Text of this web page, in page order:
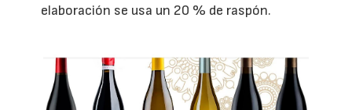
elaboración se usa un 20 % de raspón.